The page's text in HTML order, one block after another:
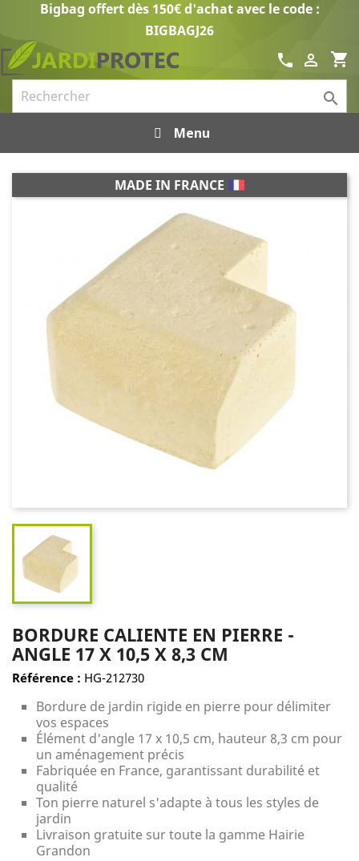
Bigbag offert dès 150€ d'achat avec le code :
BIGBAGJ26
shopping_cart

call

Menu
MADE IN FRANCE
BORDURE CALIENTE EN PIERRE -
ANGLE 17 X 10,5 X 8,3 CM
Référence : HG-212730
Bordure de jardin rigide en pierre pour délimiter
vos espaces
Élément d'angle 17 x 10,5 cm, hauteur 8,3 cm pour
un aménagement précis
Fabriquée en France, garantissant durabilité et
qualité
Ton pierre naturel s'adapte à tous les styles de
jardin
Livraison gratuite sur toute la gamme Hairie
Grandon